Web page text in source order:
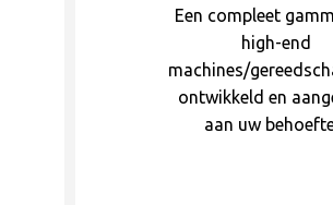
Een compleet
high-end
machines/
ontwikkeld en
aan uw